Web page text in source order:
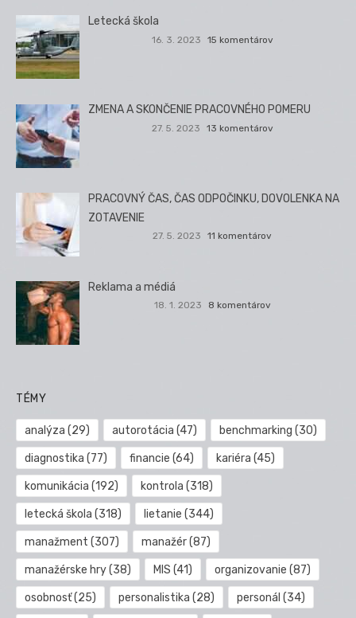
Letecká škola
16. 3. 2023 15 komentárov
ZMENA A SKONČENIE PRACOVNÉHO POMERU
27. 5. 2023 13 komentárov
PRACOVNÝ ČAS, ČAS ODPOČINKU, DOVOLENKA NA
ZOTAVENIE
27. 5. 2023 11 komentárov
Reklama a médiá
18. 1. 2023 8 komentárov
TÉMY
analýza (29) autorotácia (47) benchmarking (30)
diagnostika (77) financie (64) kariéra (45)
komunikácia (192) kontrola (318)
letecká škola (318) lietanie (344)
manažment (307) manažér(87)
manažérske hry(38) MIS (41) organizovanie (87)
osobnosť(25) personalistika (28) personál (34)